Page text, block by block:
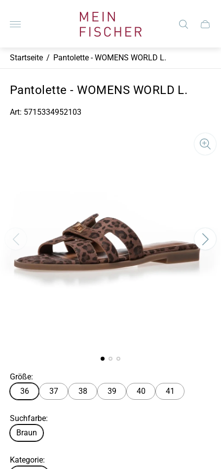
Laden-
Logo"
Startseite / Pantolette - WOMENS WORLD L.
Pantolette - WOMENS WORLD L.
Art: 5715334952103
Größe:
36
37 38 39 40 41
Suchfarbe:
Braun
Kategorie: